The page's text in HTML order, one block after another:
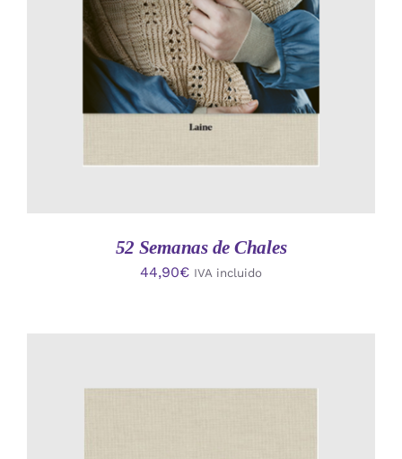
DETALLES
52 Semanas de Chales
44,90€ IVA incluido